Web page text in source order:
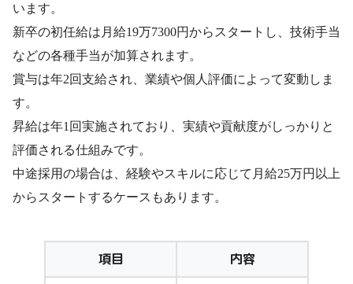
います。
新卒の初任給は月給19万7300円からスタートし、技術手当
などの各種手当が加算されます。
賞与は年2回支給され、業績や個人評価によって変動しま
す。
昇給は年1回実施されており、実績や貢献度がしっかりと
評価される仕組みです。
中途採用の場合は、経験やスキルに応じて月給25万円以上
からスタートするケースもあります。
項目 内容